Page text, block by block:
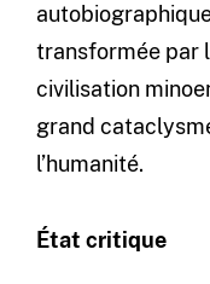
transformée par
civilisation
grand
l’humanité.
État critique